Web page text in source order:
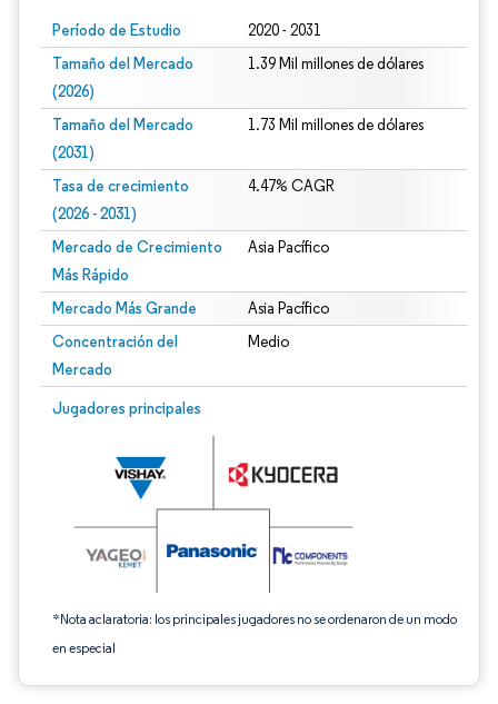
Período de Estudio 2020 - 2031
Tamaño del Mercado
(2026)
1.39 Mil millones de dólares
Tamaño del Mercado
(2031)
1.73 Mil millones de dólares
Tasa de crecimiento
(2026 - 2031)
4.47% CAGR
Mercado de Crecimiento
Más Rápido
Asia Pacífico
Mercado Más Grande Asia Pacífico
Concentración del
Mercado
Medio
Jugadores principales
*Nota aclaratoria: los principales jugadores no se ordenaron de un modo
en especial
Imagen © Mordor Intelligence. El uso requiere atribución según CC BY 4.0.